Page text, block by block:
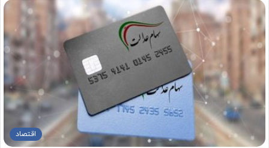
اقتصاد